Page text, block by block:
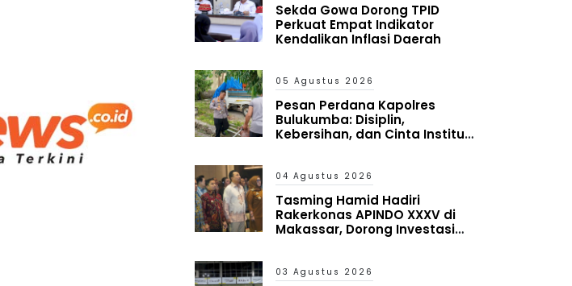
Sekda Gowa Dorong TPID
Perkuat Empat Indikator
Kendalikan Inflasi Daerah
05 Agustus 2026
Pesan Perdana Kapolres
Bulukumba: Disiplin,
Kebersihan, dan Cinta Institusi
04 Agustus 2026
Tasming Hamid Hadiri
Rakerkonas APINDO XXXV di
Makassar, Dorong Investasi
03 Agustus 2026